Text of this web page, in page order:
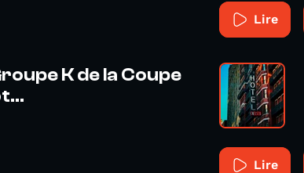
Lire
K de la Coupe
Lire